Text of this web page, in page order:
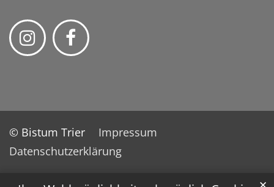
© Bistum Trier
Impressum
Datenschutzerklärung